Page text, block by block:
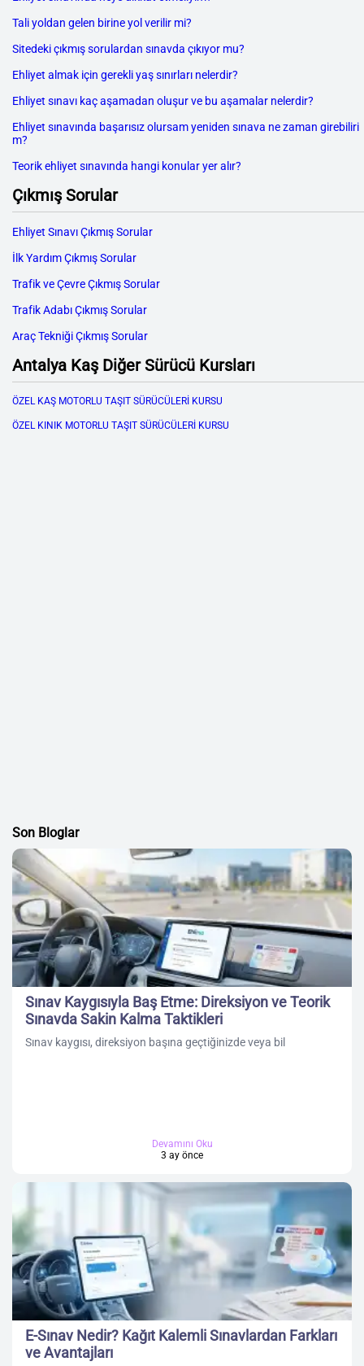
Tali yoldan gelen birine yol verilir mi?
Sitedeki çıkmış sorulardan sınavda çıkıyor mu?
Ehliyet almak için gerekli yaş sınırları nelerdir?
Ehliyet sınavı kaç aşamadan oluşur ve bu aşamalar nelerdir?
Ehliyet sınavında başarısız olursam yeniden sınava ne zaman girebiliri
m?
Teorik ehliyet sınavında hangi konular yer alır?
Çıkmış Sorular
Ehliyet Sınavı Çıkmış Sorular
İlk Yardım Çıkmış Sorular
Trafik ve Çevre Çıkmış Sorular
Trafik Adabı Çıkmış Sorular
Araç Tekniği Çıkmış Sorular
Antalya Kaş Diğer Sürücü Kursları
ÖZEL KAŞ MOTORLU TAŞIT SÜRÜCÜLERİ KURSU
ÖZEL KINIK MOTORLU TAŞIT SÜRÜCÜLERİ KURSU
Son Bloglar
Sınav Kaygısıyla Baş Etme: Direksiyon ve Teorik
Sınavda Sakin Kalma Taktikleri
Sınav kaygısı, direksiyon başına geçtiğinizde veya bil
Devamını Oku
3 ay önce
E-Sınav Nedir? Kağıt Kalemli Sınavlardan Farkları
ve Avantajları